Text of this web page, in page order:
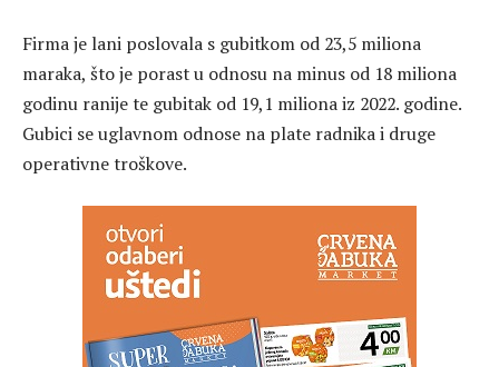
Firma je lani poslovala s gubitkom od 23,5 miliona
maraka, što je porast u odnosu na minus od 18 miliona
godinu ranije te gubitak od 19,1 miliona iz 2022. godine.
Gubici se uglavnom odnose na plate radnika i druge
operativne troškove.